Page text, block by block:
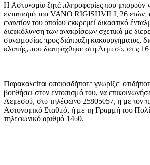
Η Αστυνομία ζητά πληροφορίες που μπορούν
εντοπισμό του VANO RIGISHVILI, 26 ετών,
εναντίον του οποίου εκκρεμεί δικαστικό
διευκόλυνση των ανακρίσεων σχετικά με
συνωμοσίας προς διάπραξη κακουργήματος,
κλοπής, που διαπράχθηκε στη Λεμεσό, στις
Παρακαλείται οποιοσδήποτε γνωρίζει
βοηθήσει στον εντοπισμό του, να
Λεμεσού, στο τηλέφωνο 25805057, ή με τον
Αστυνομικό Σταθμό, ή με τη Γραμμή του
τηλεφωνικό αριθμό 1460.